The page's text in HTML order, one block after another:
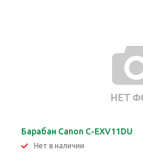
Барабан Canon C-EXV11DU
Нет в наличии